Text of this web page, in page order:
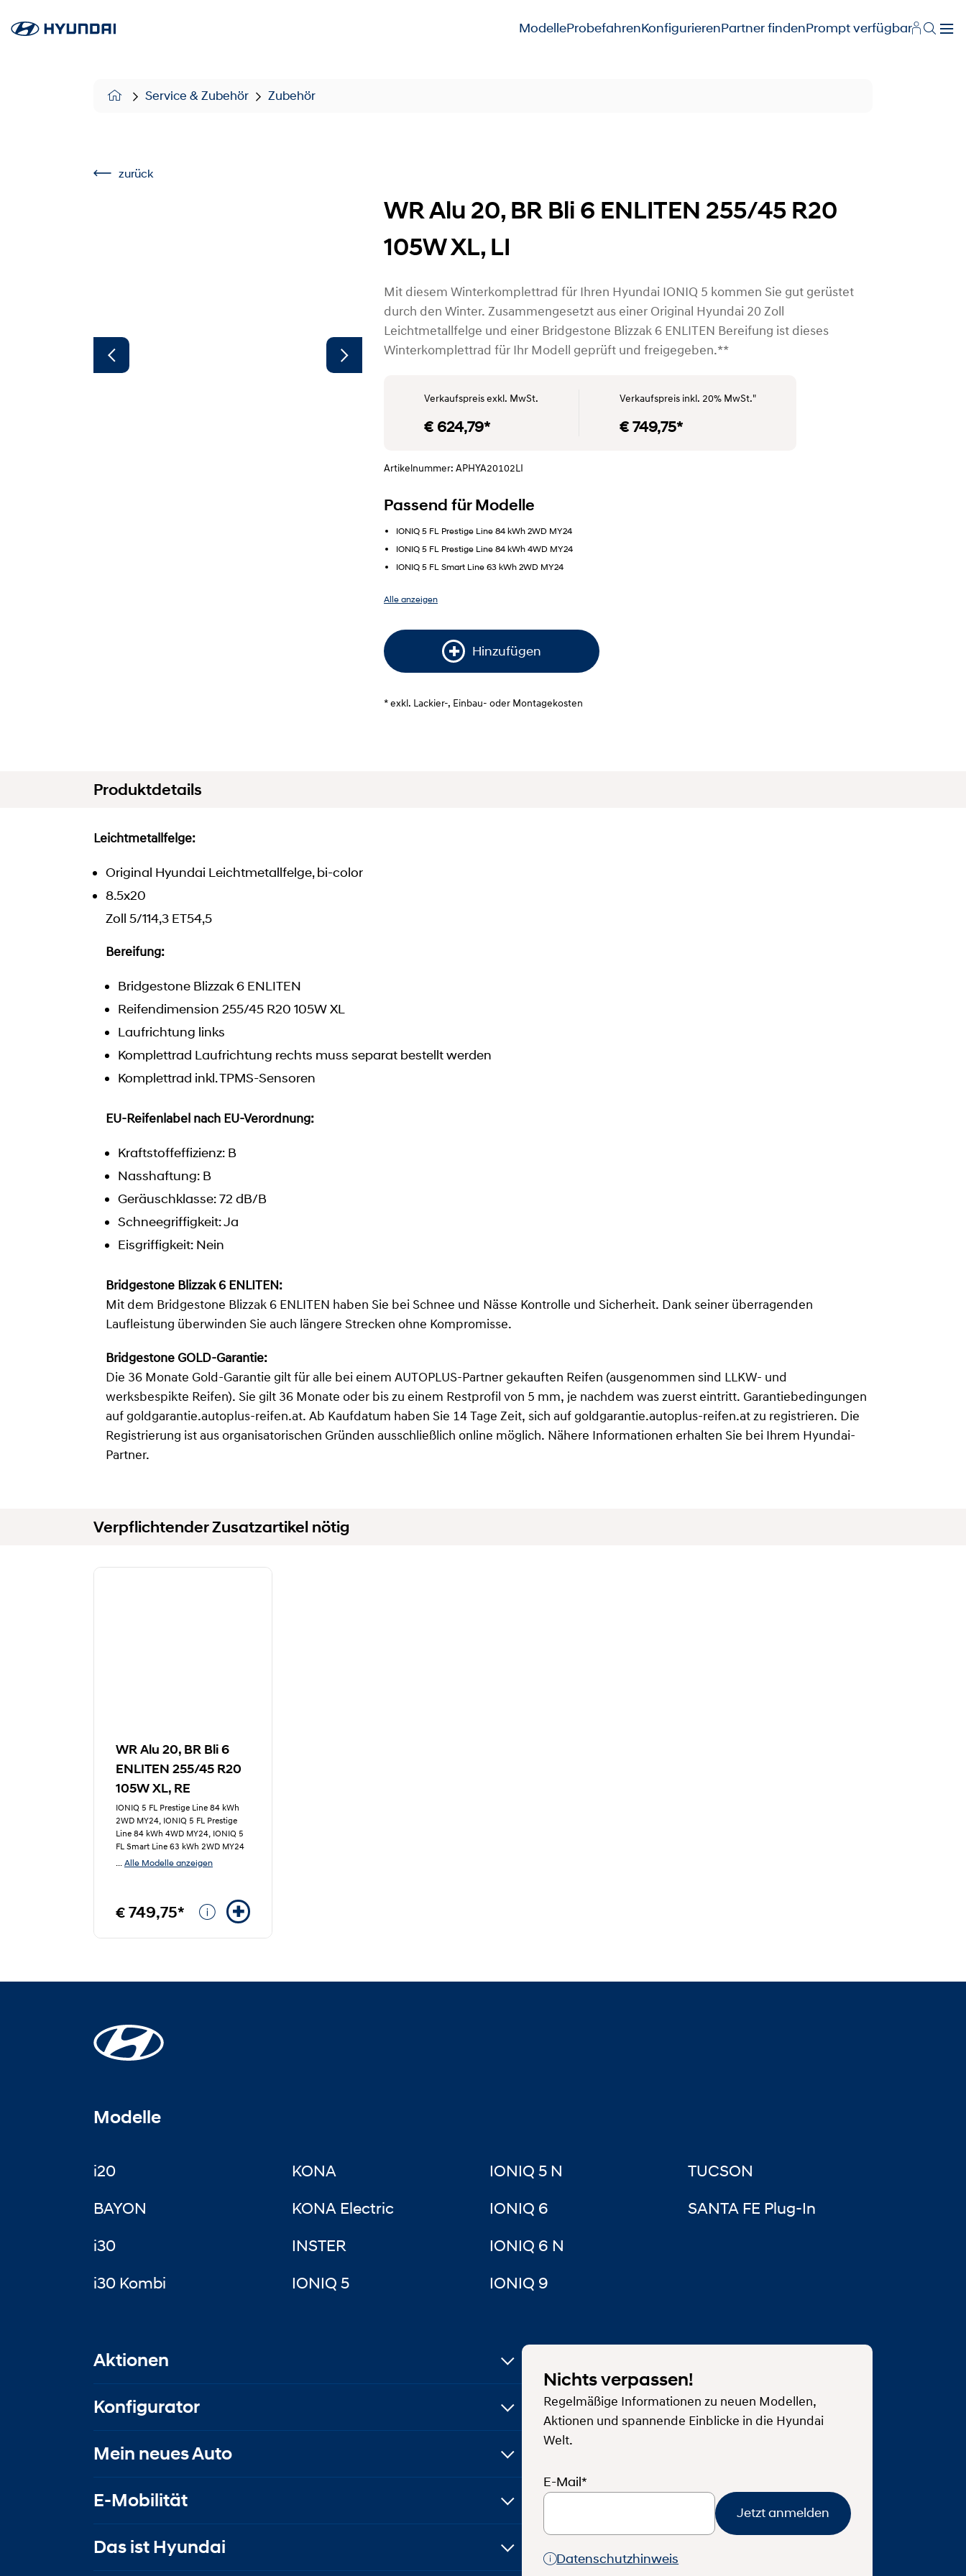
ModelleProbefahrenKonfigurierenPartner findenPrompt verfügbar
Service & Zubehör Zubehör
zurück
WR Alu 20, BR Bli 6 ENLITEN 255/45 R20
105W XL, LI
Mit diesem Winterkomplettrad für Ihren Hyundai IONIQ 5 kommen Sie gut gerüstet
durch den Winter. Zusammengesetzt aus einer Original Hyundai 20 Zoll
Leichtmetallfelge und einer Bridgestone Blizzak 6 ENLITEN Bereifung ist dieses
Winterkomplettrad für Ihr Modell geprüft und freigegeben.**
Verkaufspreis exkl. MwSt.
€ 624,79*
Verkaufspreis inkl. 20% MwSt."
€ 749,75*
Artikelnummer: APHYA20102LI
Passend für Modelle
IONIQ 5 FL Prestige Line 84 kWh 2WD MY24
IONIQ 5 FL Prestige Line 84 kWh 4WD MY24
IONIQ 5 FL Smart Line 63 kWh 2WD MY24
Alle anzeigen
Hinzufügen
* exkl. Lackier-, Einbau- oder Montagekosten
Produktdetails
Leichtmetallfelge:
Original Hyundai Leichtmetallfelge, bi-color
8.5x20
Zoll 5/114,3 ET54,5
Bereifung:
Bridgestone Blizzak 6 ENLITEN
Reifendimension 255/45 R20 105W XL
Laufrichtung links
Komplettrad Laufrichtung rechts muss separat bestellt werden
Komplettrad inkl. TPMS-Sensoren
EU-Reifenlabel nach EU-Verordnung:
Kraftstoffeffizienz: B
Nasshaftung: B
Geräuschklasse: 72 dB/B
Schneegriffigkeit: Ja
Eisgriffigkeit: Nein
Bridgestone Blizzak 6 ENLITEN:
Mit dem Bridgestone Blizzak 6 ENLITEN haben Sie bei Schnee und Nässe Kontrolle und Sicherheit. Dank seiner überragenden
Laufleistung überwinden Sie auch längere Strecken ohne Kompromisse.
Bridgestone GOLD-Garantie:
Die 36 Monate Gold-Garantie gilt für alle bei einem AUTOPLUS-Partner gekauften Reifen (ausgenommen sind LLKW- und
werksbespikte Reifen). Sie gilt 36 Monate oder bis zu einem Restprofil von 5 mm, je nachdem was zuerst eintritt. Garantiebedingungen
auf goldgarantie.autoplus-reifen.at. Ab Kaufdatum haben Sie 14 Tage Zeit, sich auf goldgarantie.autoplus-reifen.at zu registrieren. Die
Registrierung ist aus organisatorischen Gründen ausschließlich online möglich. Nähere Informationen erhalten Sie bei Ihrem Hyundai-
Partner.
Verpflichtender Zusatzartikel nötig
WR Alu 20, BR Bli 6
ENLITEN 255/45 R20
105W XL, RE
IONIQ 5 FL Prestige Line 84 kWh
2WD MY24, IONIQ 5 FL Prestige
Line 84 kWh 4WD MY24, IONIQ 5
FL Smart Line 63 kWh 2WD MY24
... Alle Modelle anzeigen
€ 749,75*
Modelle
i20
BAYON
i30
i30 Kombi
KONA
KONA Electric
INSTER
IONIQ 5
IONIQ 5 N
IONIQ 6
IONIQ 6 N
IONIQ 9
TUCSON
SANTA FE Plug-In
Aktionen
Konfigurator
Mein neues Auto
E-Mobilität
Das ist Hyundai
Nichts verpassen!
Regelmäßige Informationen zu neuen Modellen,
Aktionen und spannende Einblicke in die Hyundai
Welt.
E-Mail*
Jetzt anmelden
Datenschutzhinweis